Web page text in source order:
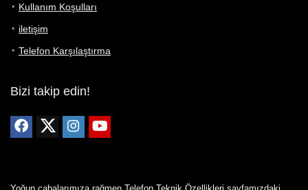
Kullanım Koşulları
iletişim
Telefon Karşılaştırma
Bizi takip edin!